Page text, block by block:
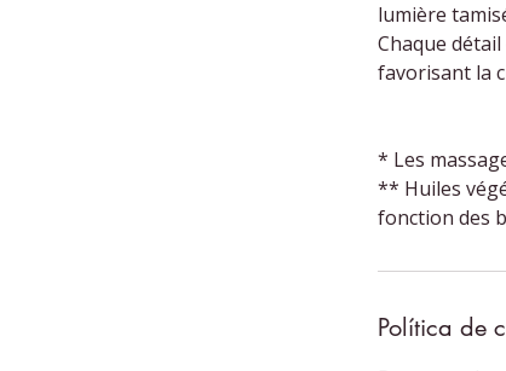
lumière
Chaque
favorisant la
* Les
** Huiles
Política de